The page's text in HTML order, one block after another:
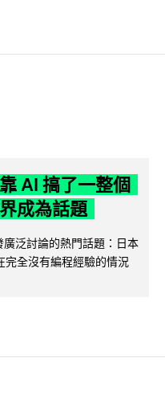
AI 搞了一整個
成為話題
泛討論的熱門話題：日本
完全沒有編程經驗的情況